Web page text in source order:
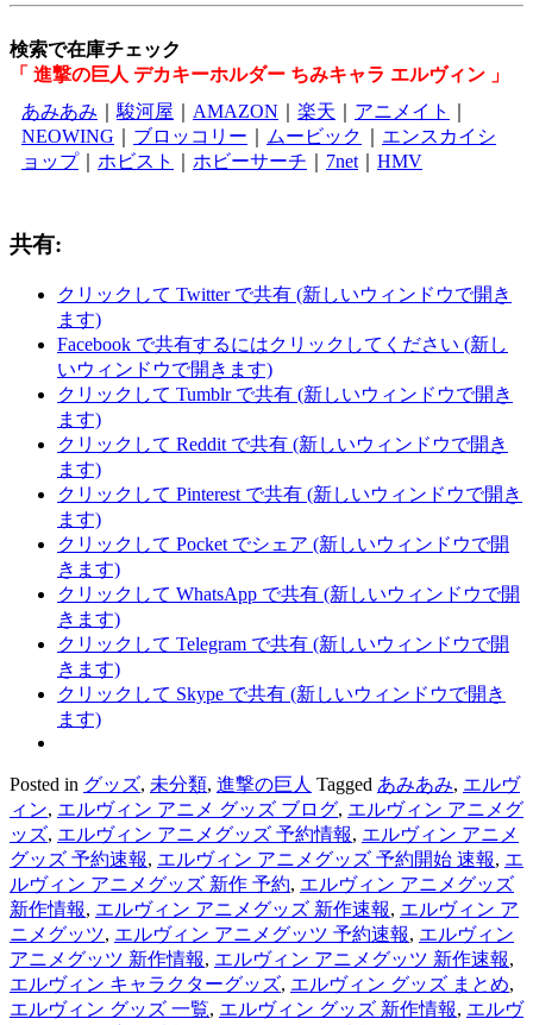
検索で在庫チェック
「 進撃の巨人 デカキーホルダー ちみキャラ エルヴィン 」
あみあみ
駿河屋 AMAZON 楽天 アニメイト
NEOWING
ブロッコリー ムービック
エンスカイシ
ョップ｜ ホビスト ホビーサーチ 7net HMV
共有:
クリックして Twitter で共有 (新しいウィンドウで開き
ます)
Facebook で共有するにはクリックしてください (新し
いウィンドウで開きます)
クリックして Tumblr で共有 (新しいウィンドウで開き
ます)
クリックして Reddit で共有 (新しいウィンドウで開き
ます)
クリックして Pinterest で共有 (新しいウィンドウで開き
ます)
クリックして Pocket でシェア (新しいウィンドウで開
きます)
クリックして WhatsApp で共有 (新しいウィンドウで開
きます)
クリックして Telegram で共有 (新しいウィンドウで開
きます)
クリックして Skype で共有 (新しいウィンドウで開き
ます)
Posted in グッズ, 未分類, 進撃の巨人 Tagged あみあみ, エルヴ
ィン, エルヴィン アニメ グッズ ブログ, エルヴィン アニメグ
ッズ, エルヴィン アニメグッズ 予約情報, エルヴィン アニメ
グッズ 予約速報, エルヴィン アニメグッズ 予約開始 速報, エ
ルヴィン アニメグッズ 新作 予約, エルヴィン アニメグッズ
新作情報, エルヴィン アニメグッズ 新作速報, エルヴィン ア
ニメグッツ, エルヴィン アニメグッツ 予約速報, エルヴィン
アニメグッツ 新作情報, エルヴィン アニメグッツ 新作速報,
エルヴィン キャラクターグッズ, エルヴィン グッズ まとめ,
エルヴィン グッズ 一覧, エルヴィン グッズ 新作情報, エルヴ